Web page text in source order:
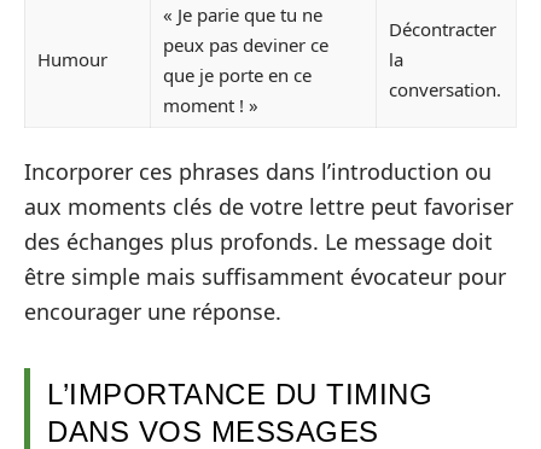
Humour
« Je parie que tu ne
peux pas deviner ce
que je porte en ce
moment ! »
Décontracter
la
conversation.
Incorporer ces phrases dans l’introduction ou
aux moments clés de votre lettre peut favoriser
des échanges plus profonds. Le message doit
être simple mais suffisamment évocateur pour
encourager une réponse.
L’IMPORTANCE DU TIMING
DANS VOS MESSAGES